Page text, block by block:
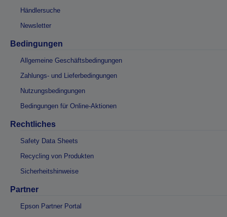
Händlersuche
Newsletter
Bedingungen
Allgemeine Geschäftsbedingungen
Zahlungs- und Lieferbedingungen
Nutzungsbedingungen
Bedingungen für Online-Aktionen
Rechtliches
Safety Data Sheets
Recycling von Produkten
Sicherheitshinweise
Partner
Epson Partner Portal